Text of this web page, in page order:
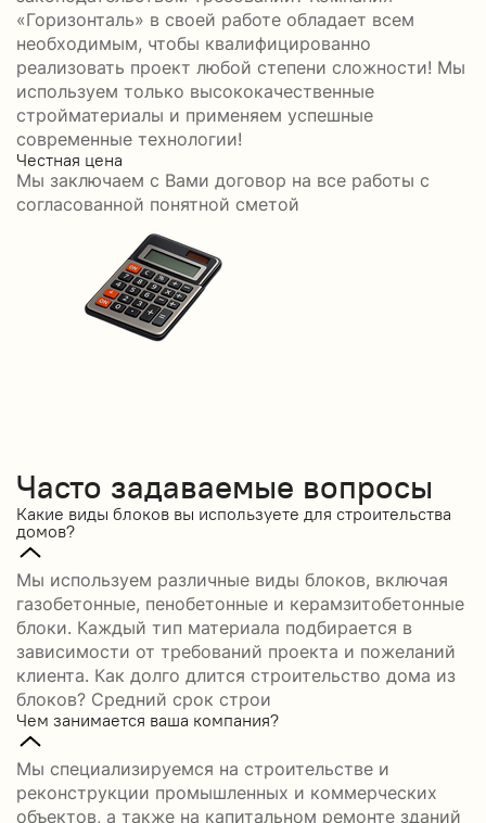
«Горизонталь» в своей работе обладает всем
необходимым, чтобы квалифицированно
реализовать проект любой степени сложности! Мы
используем только высококачественные
стройматериалы и применяем успешные
современные технологии!
Честная цена
Мы заключаем с Вами договор на все работы с
согласованной понятной сметой
Часто задаваемые вопросы
Какие виды блоков вы используете для строительства
домов?
Мы используем различные виды блоков, включая
газобетонные, пенобетонные и керамзитобетонные
блоки. Каждый тип материала подбирается в
зависимости от требований проекта и пожеланий
клиента. Как долго длится строительство дома из
блоков? Средний срок строи
Чем занимается ваша компания?
Мы специализируемся на строительстве и
реконструкции промышленных и коммерческих
объектов, а также на капитальном ремонте зданий